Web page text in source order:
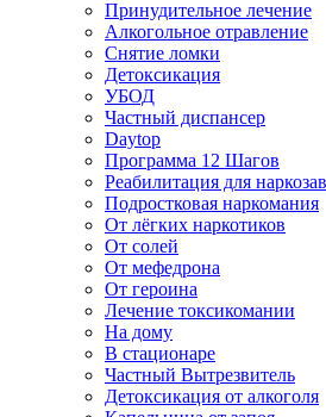
Принудительное лечение
Алкогольное отравление
Снятие ломки
Детоксикация
УБОД
Частный диспансер
Daytop
Программа 12 Шагов
Реабилитация для
Подростковая наркомания
От лёгких наркотиков
От солей
От мефедрона
От героина
Лечение токсикомании
На дому
В стационаре
Частный Вытрезвитель
Детоксикация от алкоголя